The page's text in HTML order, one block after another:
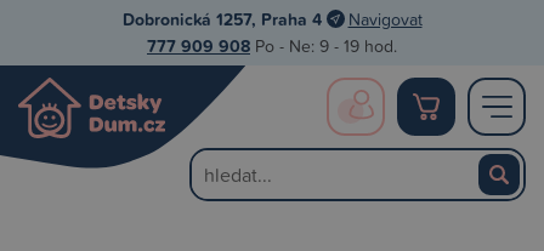
Dobronická 1257, Praha 4 Navigovat
777 909 908 Po - Ne: 9 - 19 hod.